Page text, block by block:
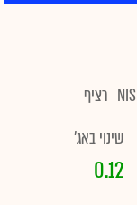
NIS רציף
שינוי באג'
0.12